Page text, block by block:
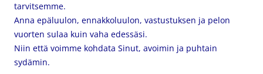
tarvitsemme.
Anna epäluulon, ennakkoluulon, vastustuksen ja pelon
vuorten sulaa kuin vaha edessäsi.
Niin että voimme kohdata Sinut, avoimin ja puhtain
sydämin.